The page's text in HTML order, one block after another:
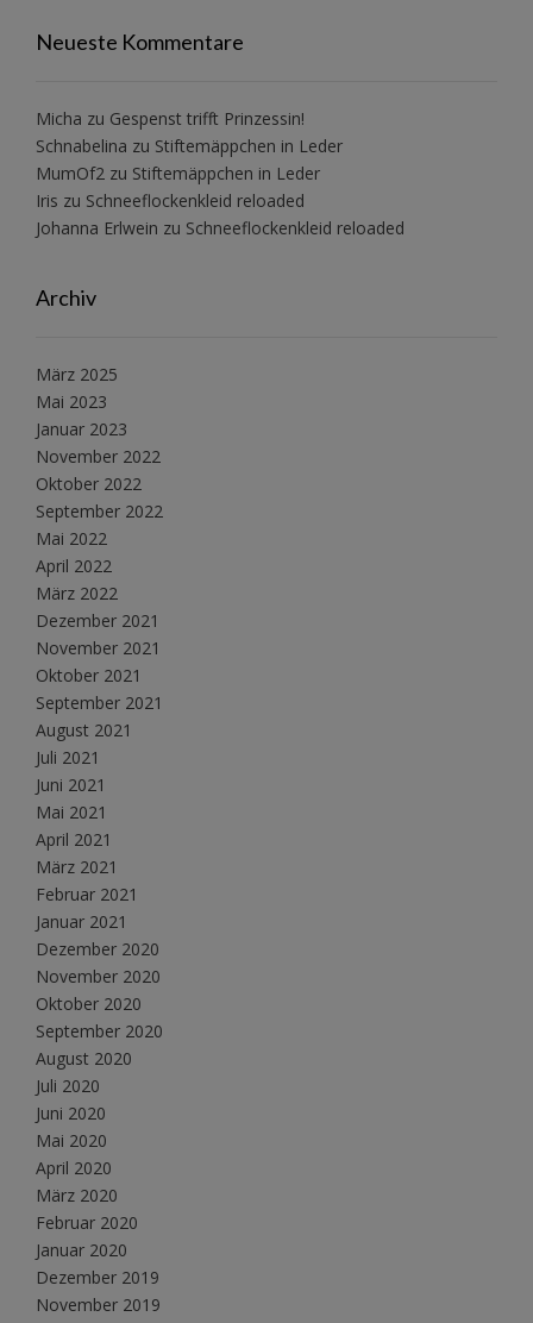
Neueste Kommentare
Micha zu Gespenst trifft Prinzessin!
Schnabelina zu Stiftemäppchen in Leder
MumOf2 zu Stiftemäppchen in Leder
Iris zu Schneeflockenkleid reloaded
Johanna Erlwein zu Schneeflockenkleid reloaded
Archiv
März 2025
Mai 2023
Januar 2023
November 2022
Oktober 2022
September 2022
Mai 2022
April 2022
März 2022
Dezember 2021
November 2021
Oktober 2021
September 2021
August 2021
Juli 2021
Juni 2021
Mai 2021
April 2021
März 2021
Februar 2021
Januar 2021
Dezember 2020
November 2020
Oktober 2020
September 2020
August 2020
Juli 2020
Juni 2020
Mai 2020
April 2020
März 2020
Februar 2020
Januar 2020
Dezember 2019
November 2019